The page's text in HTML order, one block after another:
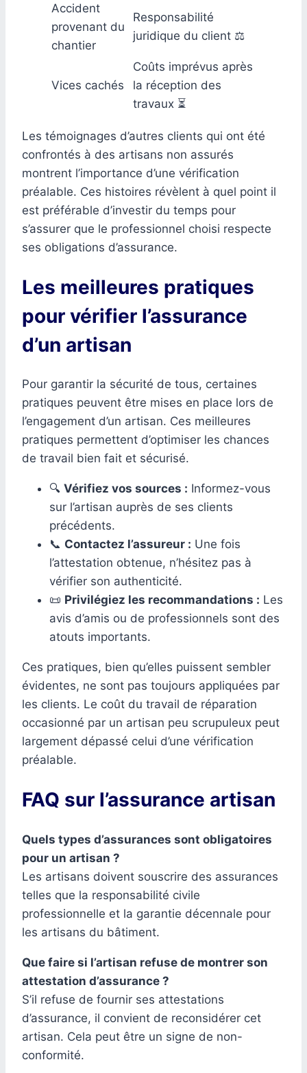
Accident
provenant du
chantier
Responsabilité
juridique du client ⚖️
Vices cachés
Coûts imprévus après
la réception des
travaux ⏳
Les témoignages d’autres clients qui ont été
confrontés à des artisans non assurés
montrent l’importance d’une vérification
préalable. Ces histoires révèlent à quel point il
est préférable d’investir du temps pour
s’assurer que le professionnel choisi respecte
ses obligations d’assurance.
Les meilleures pratiques
pour vérifier l’assurance
d’un artisan
Pour garantir la sécurité de tous, certaines
pratiques peuvent être mises en place lors de
l’engagement d’un artisan. Ces meilleures
pratiques permettent d’optimiser les chances
de travail bien fait et sécurisé.
🔍 Vérifiez vos sources : Informez-vous
sur l’artisan auprès de ses clients
précédents.
📞 Contactez l’assureur : Une fois
l’attestation obtenue, n’hésitez pas à
vérifier son authenticité.
📜 Privilégiez les recommandations : Les
avis d’amis ou de professionnels sont des
atouts importants.
Ces pratiques, bien qu’elles puissent sembler
évidentes, ne sont pas toujours appliquées par
les clients. Le coût du travail de réparation
occasionné par un artisan peu scrupuleux peut
largement dépassé celui d’une vérification
préalable.
FAQ sur l’assurance artisan
Quels types d’assurances sont obligatoires
pour un artisan ?
Les artisans doivent souscrire des assurances
telles que la responsabilité civile
professionnelle et la garantie décennale pour
les artisans du bâtiment.
Que faire si l’artisan refuse de montrer son
attestation d’assurance ?
S’il refuse de fournir ses attestations
d’assurance, il convient de reconsidérer cet
artisan. Cela peut être un signe de non-
conformité.